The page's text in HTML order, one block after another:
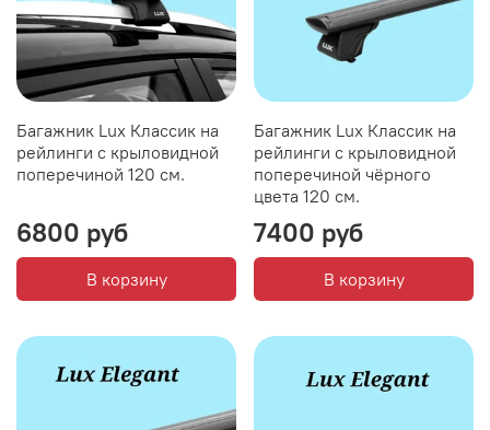
Багажник Lux Классик на
рейлинги с крыловидной
поперечиной 120 см.
6800 руб
В корзину
Багажник Lux Классик на
рейлинги с крыловидной
поперечиной чёрного
цвета 120 см.
7400 руб
В корзину